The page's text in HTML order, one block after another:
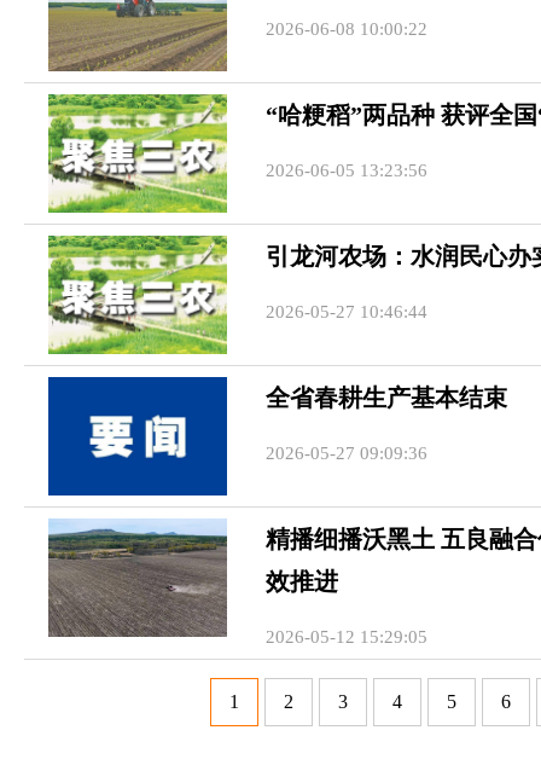
2026-06-08 10:00:22
“哈粳稻”两品种 获评全
2026-06-05 13:23:56
引龙河农场：水润民心
2026-05-27 10:46:44
全省春耕生产基本结束
2026-05-27 09:09:36
精播细播沃黑土 五良融
效推进
2026-05-12 15:29:05
1 2 3 4 5 6